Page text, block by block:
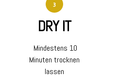
3
DRY IT
Mindestens 10
Minuten trocknen
lassen